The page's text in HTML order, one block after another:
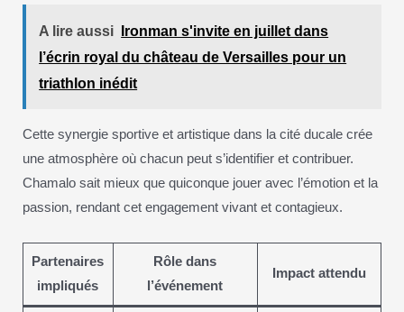
A lire aussi
Ironman s'invite en juillet dans
l’écrin royal du château de Versailles pour un
triathlon inédit
Cette synergie sportive et artistique dans la cité ducale crée
une atmosphère où chacun peut s’identifier et contribuer.
Chamalo sait mieux que quiconque jouer avec l’émotion et la
passion, rendant cet engagement vivant et contagieux.
Partenaires
impliqués
Rôle dans
l’événement
Impact attendu